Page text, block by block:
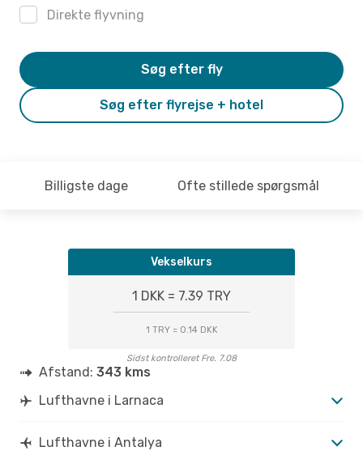
Direkte flyvning
Søg efter flyrejse + hotel
Søg efter fly
Billigste dage Ofte stillede spørgsmål
Vekselkurs
1 DKK = 7.39 TRY
1 TRY = 0.14 DKK
Sidst kontrolleret Fre. 7.08
Afstand: 343 kms
Lufthavne i Larnaca
Lufthavne i Antalya